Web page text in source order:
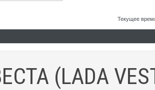
Текущее
(LADA